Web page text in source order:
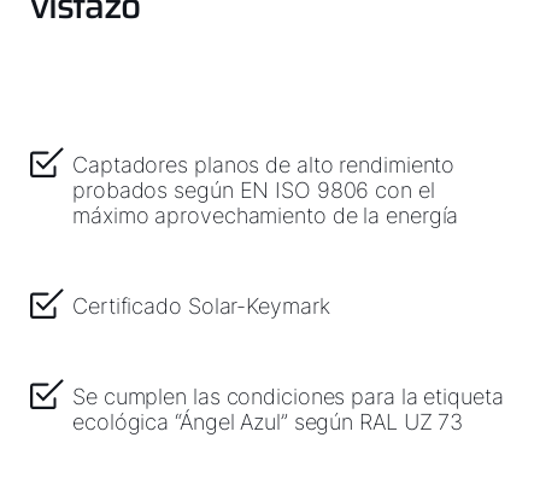
Captadores planos de alto rendimiento
probados según EN ISO 9806 con el
máximo aprovechamiento de la energía
Certificado Solar-Keymark
Se cumplen las condiciones para la etiqueta
ecológica “Ángel Azul” según RAL UZ 73
Olá!
Serviço ao cliente